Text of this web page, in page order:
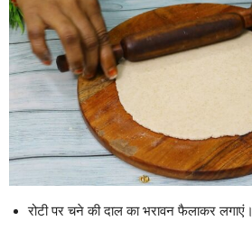
रोटी पर चने की दाल का भरावन फैलाकर लगाएं।